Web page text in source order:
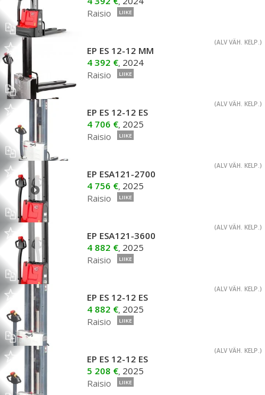
Raisio
LIIKE
(ALV VÄH. KELP.)
EP ES 12-12 MM
4 392 €, 2024
Raisio
LIIKE
(ALV VÄH. KELP.)
EP ES 12-12 ES
4 706 €, 2025
Raisio
LIIKE
(ALV VÄH. KELP.)
EP ESA121-2700
4 756 €, 2025
Raisio
LIIKE
(ALV VÄH. KELP.)
EP ESA121-3600
4 882 €, 2025
Raisio
LIIKE
(ALV VÄH. KELP.)
EP ES 12-12 ES
4 882 €, 2025
Raisio
LIIKE
(ALV VÄH. KELP.)
EP ES 12-12 ES
5 208 €, 2025
Raisio
LIIKE